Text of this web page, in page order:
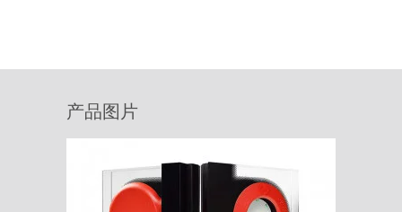
产品图片